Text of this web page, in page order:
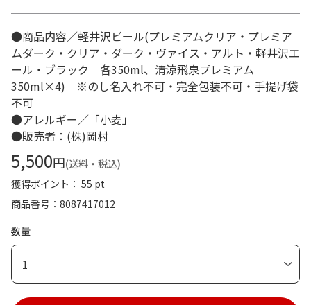
●商品内容／軽井沢ビール(プレミアムクリア・プレミア
ムダーク・クリア・ダーク・ヴァイス・アルト・軽井沢エ
ール・ブラック 各350ml、清涼飛泉プレミアム
350ml×4) ※のし名入れ不可・完全包装不可・手提げ袋
不可
●アレルギー／「小麦」
●販売者：(株)岡村
5,500円(送料・税込)
獲得ポイント： 55 pt
商品番号
8087417012
数量
1